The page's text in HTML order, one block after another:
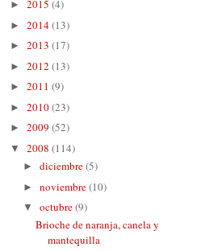
► 2015 (4)
► 2014(13)
► 2013 (17)
► 2012 (13)
► 2011 (9)
► 2010(23)
► 2009 (52)
▼ 2008 (114)
► diciembre(5)
► noviembre(10)
▼ octubre(9)
Brioche de naranja, canela y
mantequilla